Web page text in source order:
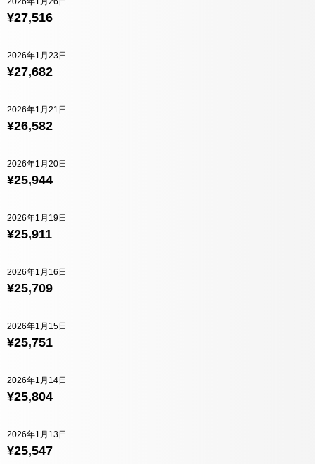
¥27,516
¥27,682
2026年1月23日
¥26,582
2026年1月21日
¥25,944
2026年1月20日
¥25,911
2026年1月19日
¥25,709
2026年1月16日
¥25,751
2026年1月15日
¥25,804
2026年1月14日
¥25,547
2026年1月13日